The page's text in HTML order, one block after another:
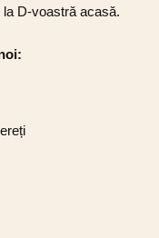
D-voastră acasă.